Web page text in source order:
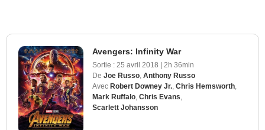
Avengers: Infinity War
Sortie : 25 avril 2018 | 2h 36min
De Joe Russo Anthony Russo
Avec Robert Downey Jr. Chris Hemsworth
Mark Ruffalo Chris Evans
Scarlett Johansson